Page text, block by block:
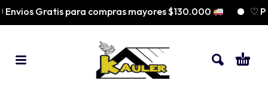
Gratis para compras mayores $130.000 ♡